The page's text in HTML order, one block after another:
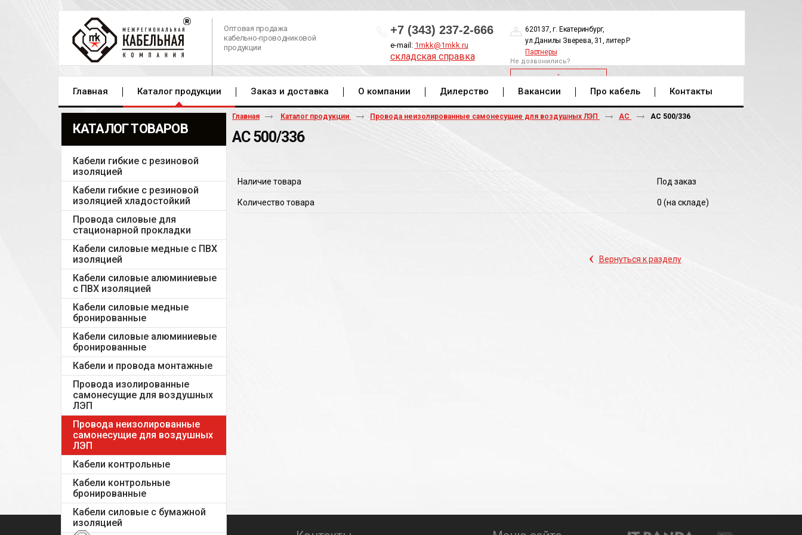
Оптовая продажа
кабельно-проводниковой
продукции
+7 (343) 237-2-666
e-mail: 1mkk@1mkk.ru
складская справка
620137, г. Екатеринбург,
ул.Данилы Зверева, 31, литер Р
Партнеры
Не дозвонились?
ОБРАТНЫЙ ЗВОНОК
Главная Каталог продукции Заказ и доставка О компании Дилерство Вакансии Про кабель Контакты
КАТАЛОГ ТОВАРОВ
Кабели гибкие с резиновой
изоляцией
Кабели гибкие с резиновой
изоляцией хладостойкий
Провода силовые для
стационарной прокладки
Кабели силовые медные с ПВХ
изоляцией
Кабели силовые алюминиевые
с ПВХ изоляцией
Кабели силовые медные
бронированные
Кабели силовые алюминиевые
бронированные
Кабели и провода монтажные
Провода изолированные
самонесущие для воздушных
ЛЭП
Провода неизолированные
самонесущие для воздушных
ЛЭП
Кабели контрольные
Кабели контрольные
бронированные
Кабели силовые с бумажной
изоляцией
Главная Каталог продукции Провода неизолированные самонесущие для воздушных ЛЭП АС АС 500/336
АС 500/336
Наличие товара Под заказ
Количество товара 0 (на складе)
‹ Вернуться к разделу